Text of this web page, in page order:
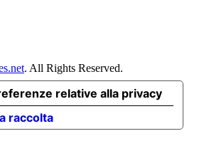
. All Rights Reserved.
raccolta
relative alla privacy